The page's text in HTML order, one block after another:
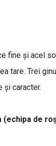
fine și acel
tare. Trei
și caracter.
de